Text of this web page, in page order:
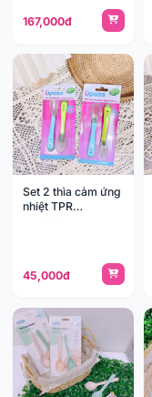
167,000đ
Set 2 thìa cảm ứng
nhiệt TPR
45,000đ